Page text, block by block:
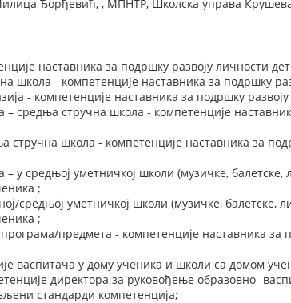
Ђорђевић, , МПНТР, Школска управа
наставника за подршку развоју личности
школа - компетенције наставника за подршку
- компетенције наставника за подршку
средња стручна школа - компетенције
стручна школа - компетенције наставника за
у средњој уметничкој школи (музичке, балетске,
;
средњој уметничкој школи (музичке, балетске,
;
предмета - компетенције наставника за
васпитача у дому ученика и школи са домом
директора за руковођење образовно-
стандарди компетенција;